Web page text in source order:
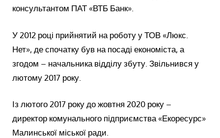
консультантом ПАТ «ВТБ Банк».
У 2012 році прийнятий на роботу у ТОВ «Люкс.
Нет», де спочатку був на посаді економіста, а
згодом – начальника відділу збуту. Звільнився у
лютому 2017 року.
Із лютого 2017 року до жовтня 2020 року –
директор комунального підприємства «Екоресурс»
Малинської міської ради.